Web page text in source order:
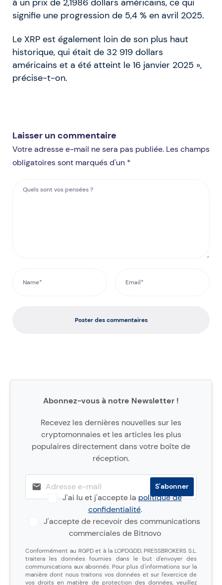
à un prix de 2,1986 dollars américains, ce qui
signifie une progression de 5,4 % en avril 2025.
Le XRP est également loin de son plus haut
historique, qui était de 32 919 dollars
américains et a été atteint le 16 janvier 2025 »,
précise-t-on.
Laisser un commentaire
Votre adresse e-mail ne sera pas publiée. Les champs
obligatoires sont marqués d'un *
Poster des commentaires
Abonnez-vous à notre Newsletter !
Recevez les dernières nouvelles sur les
cryptomonnaies et les articles les plus
populaires directement dans votre boîte de
réception.
J'ai lu et j'accepte lapolitique de
confidentialité.
J'accepte de recevoir des communications
commerciales de Bitnovo
Conformément au RGPD et à la LOPDGDD, PRESSBROKERS S.L.
traitera les données fournies dans le but d'envoyer des
communications aux abonnés. Pour plus d'informations sur la
manière dont nous traitons vos données et sur l'exercice de
vos droits en matière de protection des données, veuillez